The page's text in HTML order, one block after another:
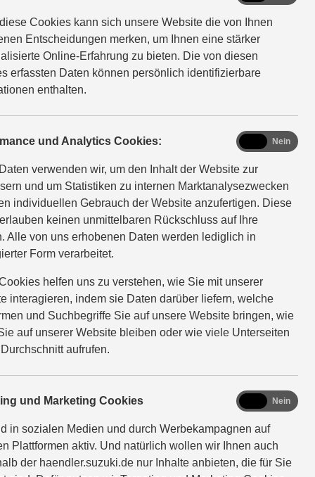
Cookies kann sich unsere Website die von Ihnen
Entscheidungen merken, um Ihnen eine stärker
Online-Erfahrung zu bieten. Die von diesen
erfassten Daten können persönlich identifizierbare
enthalten.
und Analytics Cookies:
verwenden wir, um den Inhalt der Website zur
und um Statistiken zu internen Marktanalysezwecken
individuellen Gebrauch der Website anzufertigen. Diese
keinen unmittelbaren Rückschluss auf Ihre
Alle von uns erhobenen Daten werden lediglich in
Form verarbeitet.
helfen uns zu verstehen, wie Sie mit unserer
interagieren, indem sie Daten darüber liefern, welche
und Suchbegriffe Sie auf unsere Website bringen, wie
auf unserer Website bleiben oder wie viele Unterseiten
aufrufen.
analyticsNein
und Marketing Cookies
in sozialen Medien und durch Werbekampagnen auf
Plattformen aktiv. Und natürlich wollen wir Ihnen auch
der haendler.suzuki.de nur Inhalte anbieten, die für Sie
marketing
Nein
für die Einhaltung von
Hypertext-Link auf diese
werden. Sollten Sie
uns auf.
für
Videos etc.)
Wieder- bzw.
Obwohl die Website mit
den Seiten angebotenen
ihrer Website
des Website-